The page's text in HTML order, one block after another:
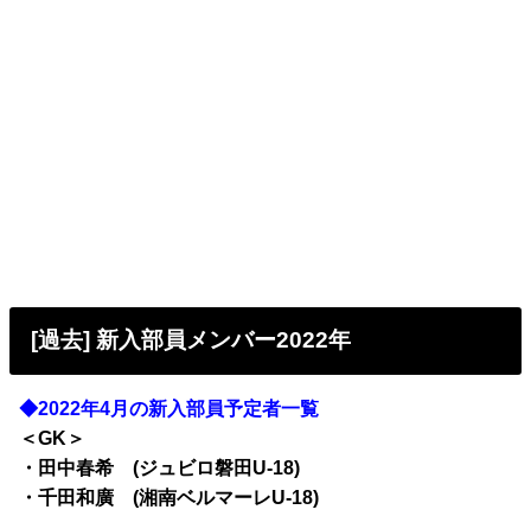
[過去] 新入部員メンバー2022年
◆2022年4月の新入部員予定者一覧
＜GK＞
・田中春希 (ジュビロ磐田U-18)
・千田和廣 (湘南ベルマーレU-18)